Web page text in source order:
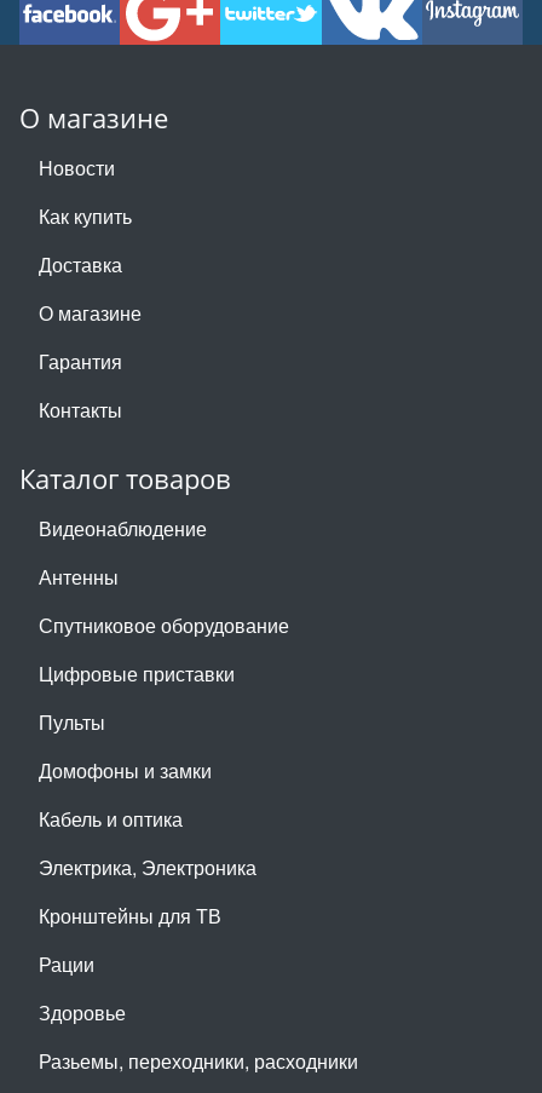
О магазине
Новости
Как купить
Доставка
О магазине
Гарантия
Контакты
Каталог товаров
Видеонаблюдение
Антенны
Спутниковое оборудование
Цифровые приставки
Пульты
Домофоны и замки
Кабель и оптика
Электрика, Электроника
Кронштейны для ТВ
Рации
Здоровье
Разьемы, переходники, расходники